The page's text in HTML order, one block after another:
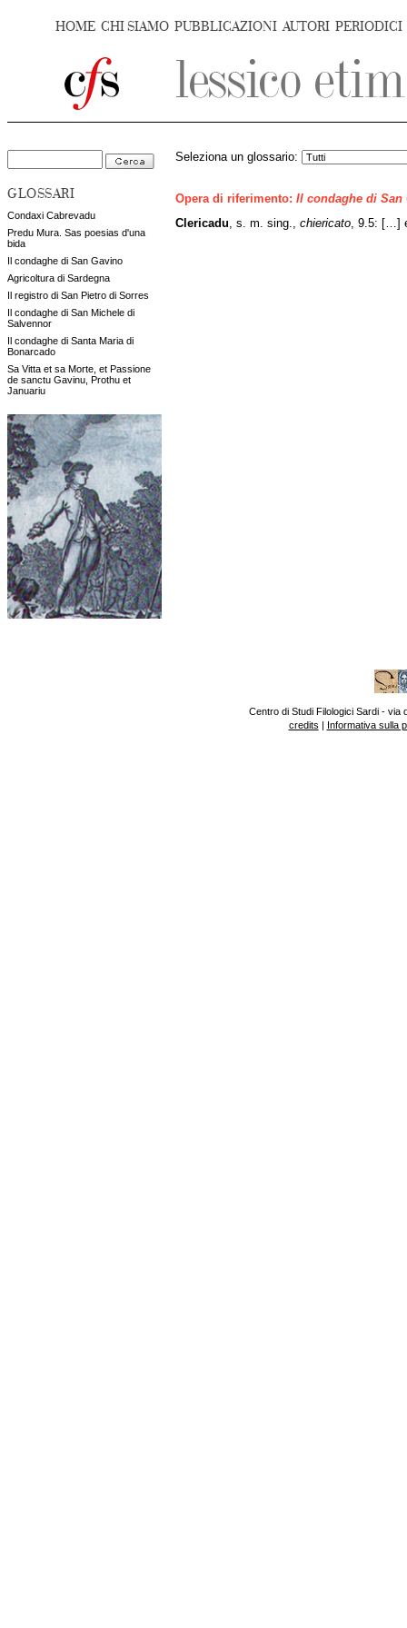
HOME CHI SIAMO PUBBLICAZIONI AUTORI PERIODICI
GLOSSARI
Condaxi Cabrevadu
Predu Mura. Sas poesias d'una
bida
Il condaghe di San Gavino
Agricoltura di Sardegna
Il registro di San Pietro di Sorres
Il condaghe di San Michele di
Salvennor
Il condaghe di Santa Maria di
Bonarcado
Sa Vitta et sa Morte, et Passione
de sanctu Gavinu, Prothu et
Januariu
Seleziona un glossario:
Opera di riferimento: Il condaghe di San
Clericadu , s. m. sing., chiericato , 9.5: […]
Centro di Studi Filologici Sardi - via
credits | Informativa sulla